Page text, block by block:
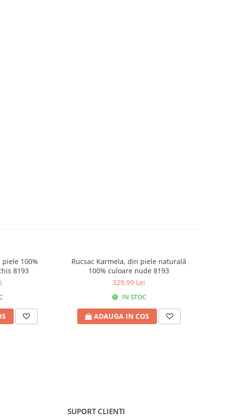
100%
8193
Rucsac Karmela, din piele naturală
100% culoare nude 8193
329,99 Lei
IN STOC
ADAUGA IN COS
SUPORT CLIENTI